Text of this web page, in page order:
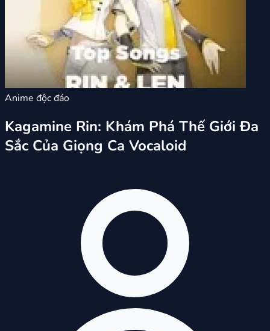
Anime độc đáo
Kagamine Rin: Khám Phá Thế Giới Đa
Sắc Của Giọng Ca Vocaloid